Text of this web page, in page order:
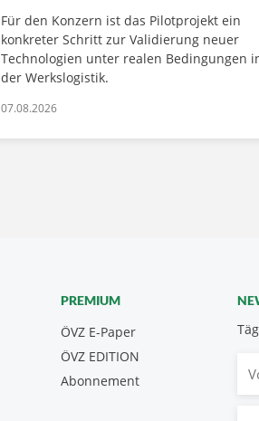
Für den Konzern ist das Pilotprojekt ein
konkreter Schritt zur Validierung neuer
Technologien unter realen Bedingungen
der Werkslogistik.
07.08.2026
PREMIUM
ÖVZ E-Paper
Abonnement
ÖVZ EDITION